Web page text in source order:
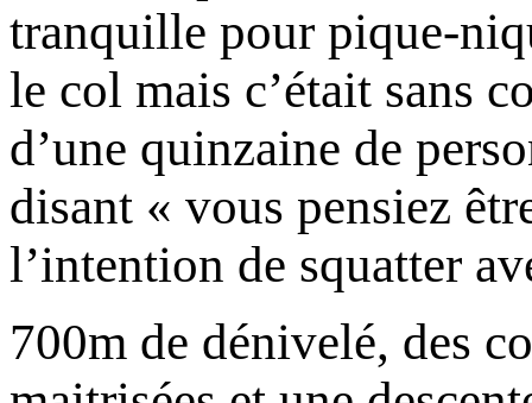
tranquille pour pique-
le col mais c’était sans
d’une quinzaine de
disant « vous pensiez
l’intention de squatter
700m de dénivelé, des